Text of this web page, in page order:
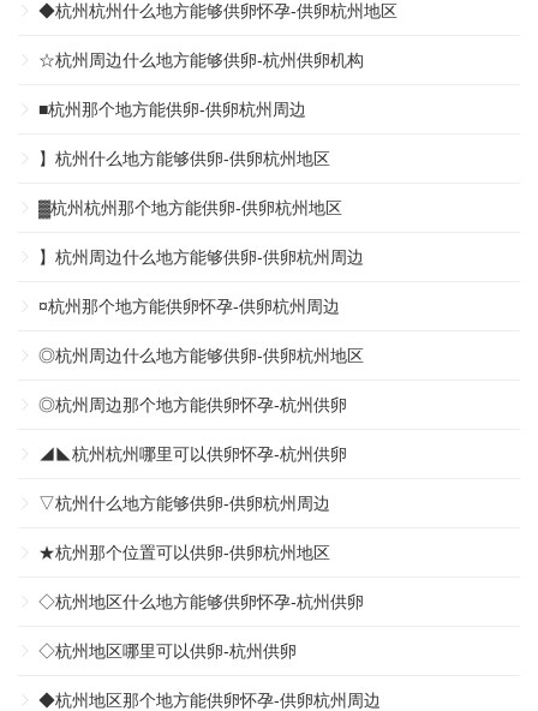
◆杭州杭州什么地方能够供卵怀孕-供卵杭州地区
☆杭州周边什么地方能够供卵-杭州供卵机构
■杭州那个地方能供卵-供卵杭州周边
】杭州什么地方能够供卵-供卵杭州地区
▓杭州杭州那个地方能供卵-供卵杭州地区
】杭州周边什么地方能够供卵-供卵杭州周边
¤杭州那个地方能供卵怀孕-供卵杭州周边
◎杭州周边什么地方能够供卵-供卵杭州地区
◎杭州周边那个地方能供卵怀孕-杭州供卵
◢◣杭州杭州哪里可以供卵怀孕-杭州供卵
▽杭州什么地方能够供卵-供卵杭州周边
★杭州那个位置可以供卵-供卵杭州地区
◇杭州地区什么地方能够供卵怀孕-杭州供卵
◇杭州地区哪里可以供卵-杭州供卵
◆杭州地区那个地方能供卵怀孕-供卵杭州周边